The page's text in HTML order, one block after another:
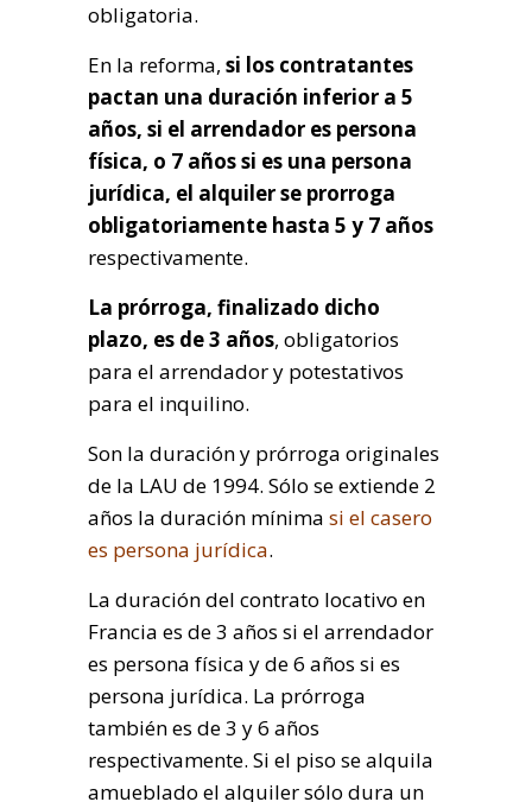
obligatoria.
En la reforma, si los contratantes
pactan una duración inferior a 5
años, si el arrendador es persona
física, o 7 años si es una persona
jurídica, el alquiler se prorroga
obligatoriamente hasta 5 y 7 años
respectivamente.
La prórroga, finalizado dicho
plazo, es de 3 años, obligatorios
para el arrendador y potestativos
para el inquilino.
Son la duración y prórroga originales
de la LAU de 1994. Sólo se extiende 2
años la duración mínima si el casero
es persona jurídica.
La duración del contrato locativo en
Francia es de 3 años si el arrendador
es persona física y de 6 años si es
persona jurídica. La prórroga
también es de 3 y 6 años
respectivamente. Si el piso se alquila
amueblado el alquiler sólo dura un